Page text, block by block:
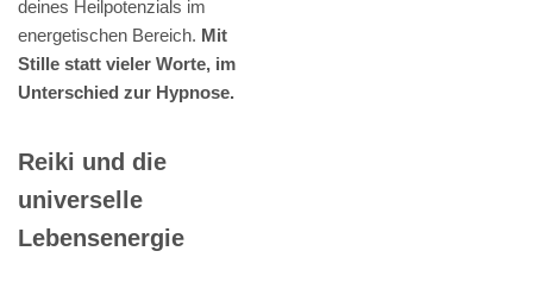
deines Heilpotenzials im
energetischen Bereich. Mit
Stille statt vieler Worte, im
Unterschied zur Hypnose.
Reiki und die
universelle
Lebensenergie